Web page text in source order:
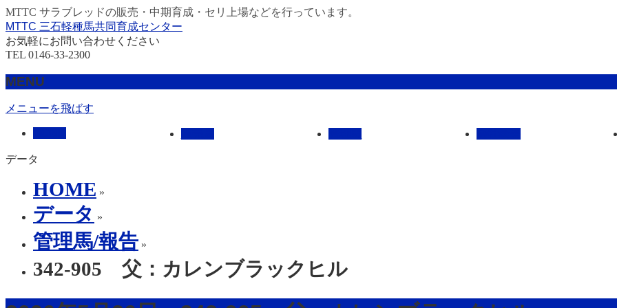
MTTC サラブレッドの販売・中期育成・セリ上場などを行っています。
MTTC 三石軽種馬共同育成センター
お気軽にお問い合わせください
TEL 0146-33-2300
MENU
メニューを飛ばす
データ
HOME »
データ »
管理馬/報告 »
342-905 父：カレンブラックヒル